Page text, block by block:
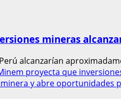
mineras
alcanzarían
proyecta que
y abre oportunidades